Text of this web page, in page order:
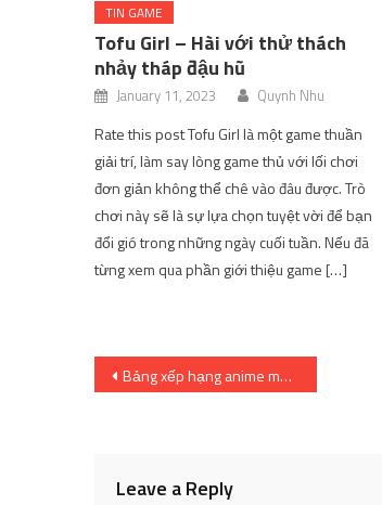
TIN GAME
Tofu Girl – Hài với thử thách
nhảy tháp đậu hũ
January 11, 2023 Quynh Nhu
Rate this post Tofu Girl là một game thuần
giải trí, làm say lòng game thủ với lối chơi
đơn giản không thể chê vào đâu được. Trò
chơi này sẽ là sự lựa chọn tuyệt vời để bạn
đổi gió trong những ngày cuối tuần. Nếu đã
từng xem qua phần giới thiệu game […]
Post
Bảng xếp hạng anime mùa xuân 2019 Tuần 8: Những bộ anime bị khán giả Việt “ghẻ lạnh” bất ngờ xếp hạng 1
Leave a Reply